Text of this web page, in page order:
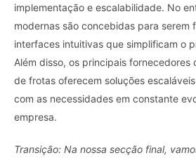
implementação e escalabilidade. No
modernas são concebidas para serem
interfaces intuitivas que simplificam o
Além disso, os principais
de frotas oferecem soluções
com as necessidades em constante
empresa.
Transição: Na nossa secção final,